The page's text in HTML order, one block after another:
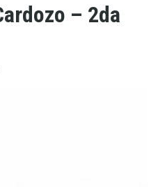
– 2da